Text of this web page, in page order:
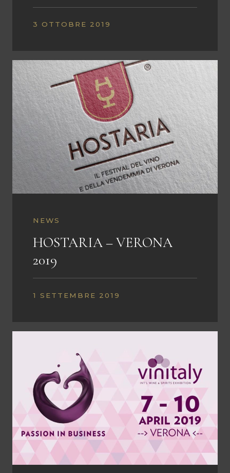
3 OTTOBRE 2019
NEWS
HOSTARIA – VERONA
2019
1 SETTEMBRE 2019